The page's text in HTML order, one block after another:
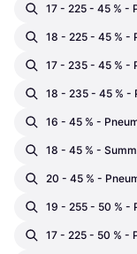
17 - 225 - 45 % -
18 - 225 - 45 % -
17 - 235 - 45 % -
18 - 235 - 45 % -
16 - 45 % -
18 - 45 % -
20 - 45 % -
19 - 255 - 50 % -
17 - 225 - 50 % -